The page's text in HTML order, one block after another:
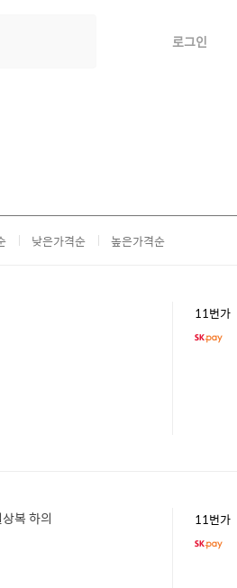
로그인
낮은가격순 높은가격순
11번가
복 하의 11번가